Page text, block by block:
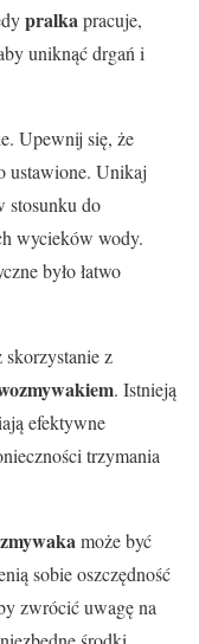
pralka pracuje,
uniknąć drgań i
Upewnij się, że
ustawione. Unikaj
stosunku do
wycieków wody.
było łatwo
skorzystanie z
. Istnieją
efektywne
trzymania
może być
sobie oszczędność
zwrócić uwagę na